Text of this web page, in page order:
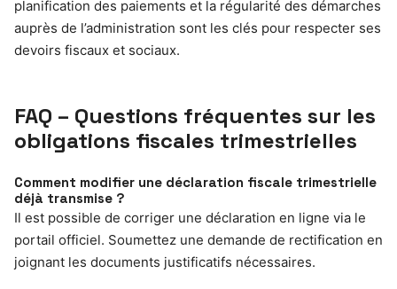
planification des paiements et la régularité des démarches
auprès de l’administration sont les clés pour respecter ses
devoirs fiscaux et sociaux.
FAQ – Questions fréquentes sur les
obligations fiscales trimestrielles
Comment modifier une déclaration fiscale trimestrielle
déjà transmise ?
Il est possible de corriger une déclaration en ligne via le
portail officiel. Soumettez une demande de rectification en
joignant les documents justificatifs nécessaires.